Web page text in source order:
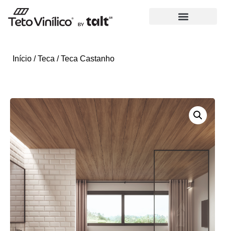
Início /Teca / Teca Castanho